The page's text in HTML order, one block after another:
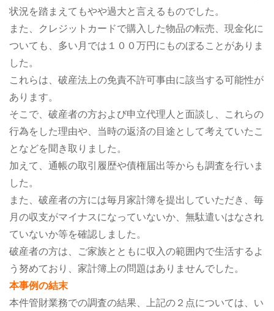
状況を踏まえてもやや過大と言えるものでした。
また、クレジットカードで購入した物品の転売、現金化に
ついても、多い月では１００万円にものぼることがありま
した。
これらは、破産法上の免責不許可事由に該当する可能性が
あります。
そこで、破産者の方および申立代理人と面談し、これらの
行為をした理由や、当時の返済の目途として考えていたこ
となどを聞き取りました。
加えて、通帳の取引履歴や債権届出等からも調査を行いま
した。
また、破産者の方には毎月家計簿を提出していただき、毎
月の収支がマイナスになっていないか、無駄遣いはなされ
ていないか等を確認しました。
破産者の方は、ご家族とともに収入の範囲内で生活するよ
う努めており、家計簿上の問題はありませんでした。
本事例の結末
本件管財業務での調査の結果、上記の２点については、い